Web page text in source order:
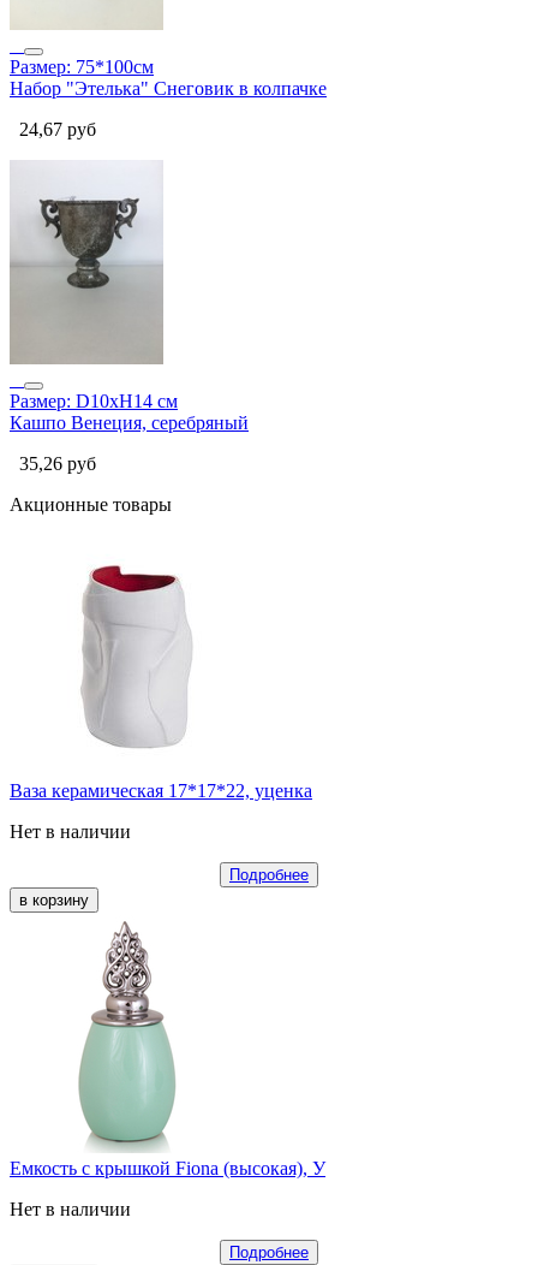
Размер: 75*100см
Набор "Этелька" Снеговик в колпачке
24,67 руб
Размер: D10xH14 см
Кашпо Венеция, серебряный
35,26 руб
Акционные товары
Ваза керамическая 17*17*22, уценка
Нет в наличии
Подробнее
Емкость с крышкой Fiona (высокая), У
Нет в наличии
Подробнее